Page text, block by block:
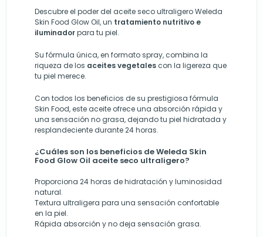
Descubre el poder del aceite seco ultraligero Weleda
Skin Food Glow Oil, un tratamiento nutritivo e
iluminadorpara tu piel.
Su fórmula única, en formato spray, combina la
riqueza de los aceites vegetales con la ligereza que
tu piel merece.
Con todos los beneficios de su prestigiosa fórmula
Skin Food, este aceite ofrece una absorción rápida y
una sensación no grasa, dejando tu piel hidratada y
resplandeciente durante 24 horas.
¿Cuáles son los beneficios de Weleda Skin
Food Glow Oil aceite seco ultraligero?
Proporciona 24 horas de hidratación y luminosidad
natural.
Textura ultraligera para una sensación confortable
en la piel.
Rápida absorción y no deja sensación grasa.